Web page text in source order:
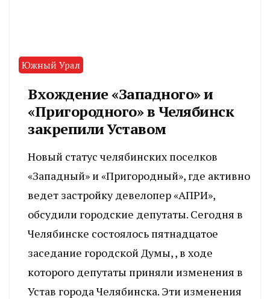
Южный Урал
Вхождение «Западного» и
«Пригородного» в Челябинск
закрепили Уставом
Новый статус челябинских поселков
«Западный» и «Пригородный», где активно
ведет застройку девелопер «АПРИ»,
обсудили городские депутаты. Сегодня в
Челябинске состоялось пятнадцатое
заседание городской Думы, , в ходе
которого депутаты приняли изменения в
Устав города Челябинска. Эти изменения